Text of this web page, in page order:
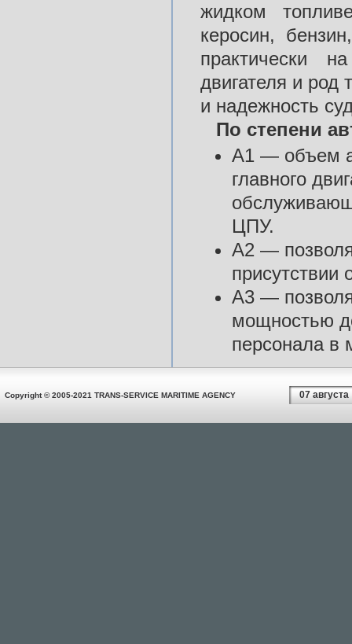
жидком
керосин,
практически
двигателя и род
и надеж­ность
По степени
А1 — объем
главного
ЦПУ.
А2 —
присутствии
A3 —
мощностью
персонала в
Copyright © 2005-2021 TRANS-SERVICE MARITIME AGENCY 07 августа